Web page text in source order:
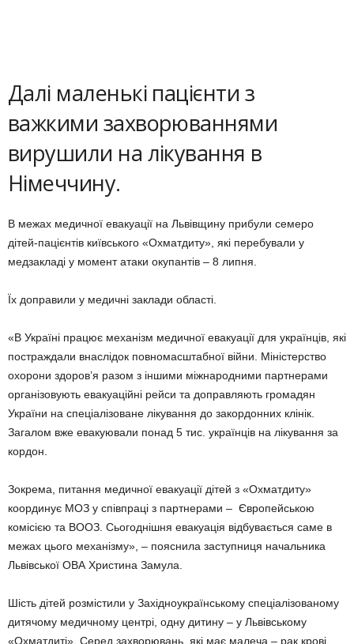
Далі маленькі пацієнти з
важкими захворюваннями
вирушили на лікування в
Німеччину.
В межах медичної евакуації на Львівщину прибули семеро
дітей-пацієнтів київського «Охматдиту», які перебували у
медзакладі у момент атаки окупантів – 8 липня.
Їх доправили у медичні заклади області.
«В Україні працює механізм медичної евакуації для українців, які
постраждали внаслідок повномасштабної війни. Міністерство
охорони здоров’я разом з іншими міжнародними партнерами
організовують евакуаційні рейси та доправляють громадян
України на спеціалізоване лікування до закордонних клінік.
Загалом вже евакуювали понад 5 тис. українців на лікування за
кордон.
Зокрема, питання медичної евакуації дітей з «Охматдиту»
координує МОЗ у співпраці з партнерами – Європейською
комісією та ВООЗ. Сьогоднішня евакуація відбувається саме в
межах цього механізму», – пояснила заступниця начальника
Львівської ОВА Христина Замула.
Шість дітей розмістили у Західноукраїнському спеціалізованому
дитячому медичному центрі, одну дитину – у Львівському
«Охматдиті». Серед захворювань, які має малеча – рак крові,